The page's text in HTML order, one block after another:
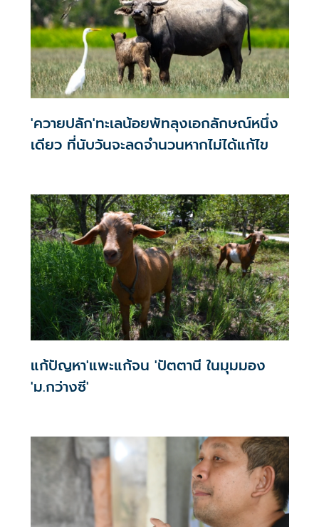
'ควายปลัก'ทะเลน้อยพัทลุงเอกลักษณ์หนึ่ง
เดียว ที่นับวันจะลดจำนวนหากไม่ได้แก้ไข
แก้ปัญหา'แพะแก้จน 'ปัตตานี ในมุมมอง
'ม.กว่างซี'